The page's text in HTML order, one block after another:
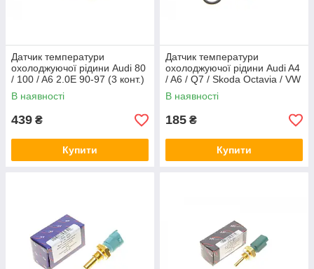
Датчик температури
охолоджуючої рідини Audi 80
/ 100 / A6 2.0E 90-97 (3 конт.)
(сірий) AIC 54361
В наявності
439 ₴
Купити
Датчик температури
охолоджуючої рідини Audi A4
/ A6 / Q7 / Skoda Octavia / VW
Caddy / Passat / T5 / Crafter
95- (з прокладкою) AIC
В наявності
185 ₴
Купити